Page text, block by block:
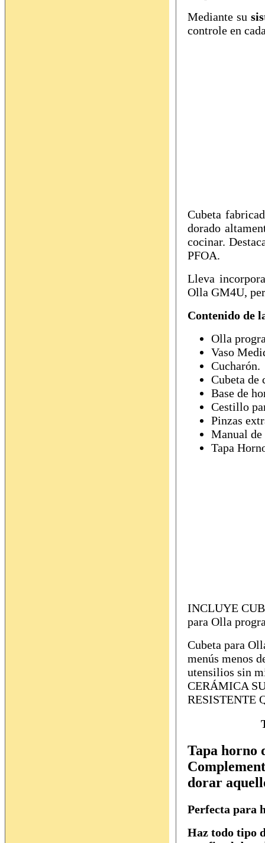
Mediante su
controle en
Cubeta
dorado
cocinar.
PFOA.
Lleva
Olla GM4U,
Contenido de
Olla
Vaso
Cucharón.
Cubeta de
Base de
Cestillo
Pinzas
Manual de
Tapa
INCLUYE
para Olla
Cubeta para
menús menos
utensilios sin
CERÁMICA
RESISTENTE
Tapa horno
dorar
Perfecta para
Haz todo tipo